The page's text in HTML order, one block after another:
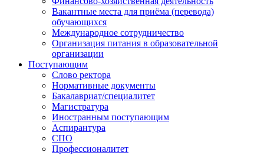
Вакантные места для приёма (перевода)
обучающихся
Международное сотрудничество
Организация питания в образовательной
организации
Поступающим
Слово ректора
Нормативные документы
Бакалавриат/специалитет
Магистратура
Иностранным поступающим
Аспирантура
СПО
Профессионалитет